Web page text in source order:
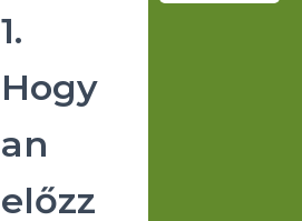
1.
Hogy
an
előzz